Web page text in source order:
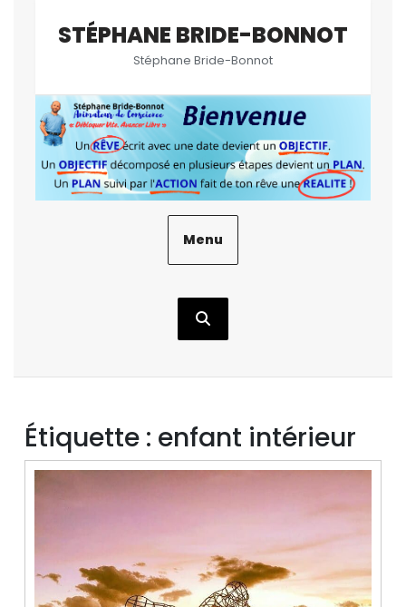
STÉPHANE BRIDE-BONNOT
Stéphane Bride-Bonnot
Menu
Étiquette : enfant intérieur